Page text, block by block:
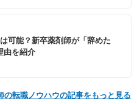
可能？新卒薬剤師が「辞めた
由を紹介
の転職ノウハウの記事をもっと見る